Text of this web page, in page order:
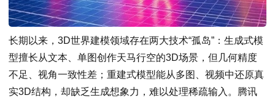
长期以来，3D世界建模领域存在两大技术“孤岛”：生成式模
型擅长从文本、单图创作天马行空的3D场景，但几何精度
不足、视角一致性差；重建式模型能从多图、视频中还原真
实3D结构，却缺乏生成想象力，难以处理稀疏输入。腾讯